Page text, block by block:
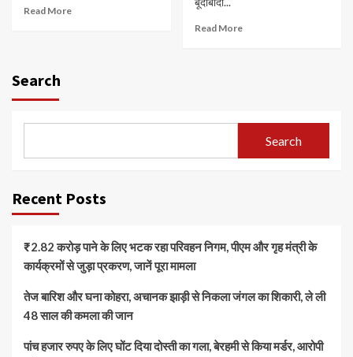
Read More
Read More
Search
Search
Recent Posts
₹2.82 करोड़ पाने के लिए भटक रहा परिवहन निगम, पीएम और गृह मंत्री के
कार्यक्रमों से जुड़ा प्रकरण, जानें पूरा मामला
तेज बारिश और घना कोहरा, अचानक झाड़ी से निकला जंगल का शिकारी, ले ली
48 साल की कमला की जान
पांच हजार रुपए के लिए घोंट दिया दोस्ती का गला, बेरहमी से किया मर्डर, आरोपी